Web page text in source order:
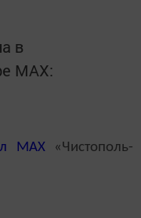
в
MАХ:
MAX«Чистополь-